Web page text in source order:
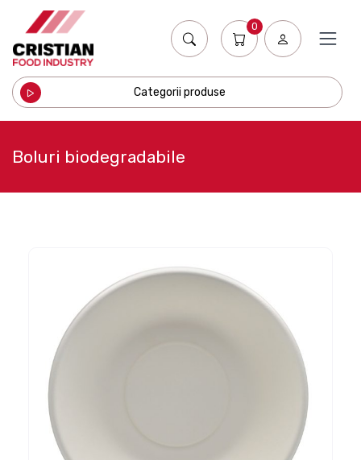
0
Categorii produse
Boluri biodegradabile